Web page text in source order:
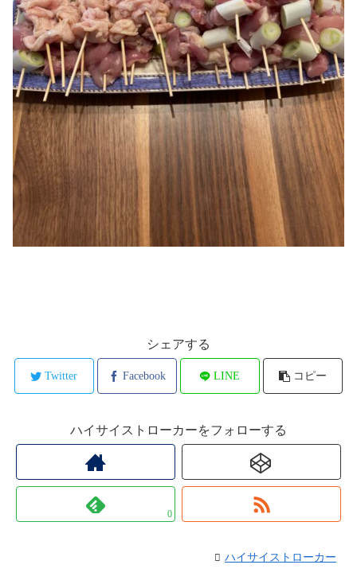
シェアする
Twitter Facebook LINE コピー
ハイサイストローカーをフォローする
0
ハイサイストローカー